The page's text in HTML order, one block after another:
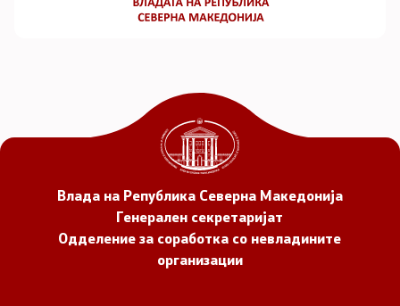
Влада на Република Северна Македонија
Генерален секретаријат
Одделение за соработка со невладините
организации